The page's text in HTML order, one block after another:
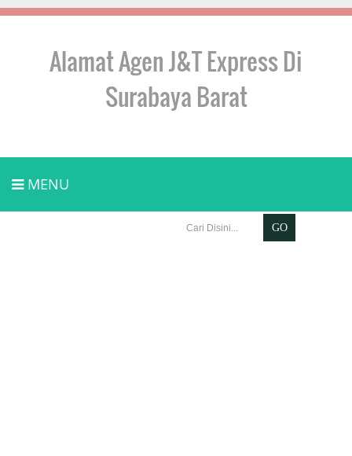
Alamat Agen J&T Express Di
Surabaya Barat
MENU